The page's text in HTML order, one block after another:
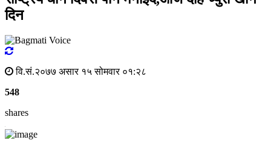
दिन
वि.सं.२०७७ असार १५ सोमवार ०१:२८
548
shares